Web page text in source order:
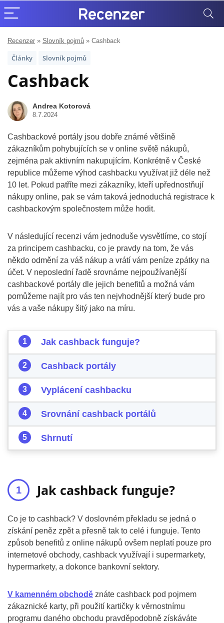
Recenzer » Slovník pojmů » Cashback
Články Slovník pojmů
Cashback
Andrea Kotorová
8.7.2024
Cashbackové portály jsou dobře známé většině
zákazníkům pohybujících se v online světě nákupů,
zejména pak aktivním nakupujícím. Konkrétně v České
republice můžeme výhod cashbacku využívat již déle než
10 let. Pokud patříte mezi zákazníky, kteří upřednostňují
nákupy online, pak se vám taková jednoduchá registrace k
cashbackovým společnostem může hodit.
V následující recenzi vám jednoduše vysvětlíme, co stojí
za principem cashbacku, co je pravdy na tom, že vás
někdo odmění za váš nákup a vrátí vám peníze zpátky na
účet. V neposlední řadě srovnáme nejpoužívanější
cashbackové portály dle jejich benefitů a možná vám
pomůžeme najít pro vás ten nejvhodnější který bude pro
vás a vaše nákupy šitý jako na míru.
Jak cashback funguje?
Cashback portály
Vyplácení cashbacku
Srovnání cashback portálů
Shrnutí
Jak cashback funguje?
Co je to cashback? V doslovném překladu se jedná o
získání peněz zpět a přesně tak to celé i funguje. Tento
způsob benefitů z online nákupů ovšem neplatí pouze pro
internetové obchody, cashback využívají i supermarkety,
hypermarkety, a dokonce bankovní sektory.
V kamenném obchodě znáte cashback pod pojmem
zákaznické karty, při použití kartičky k věrnostnímu
programu daného obchodu pravděpodobně získáváte